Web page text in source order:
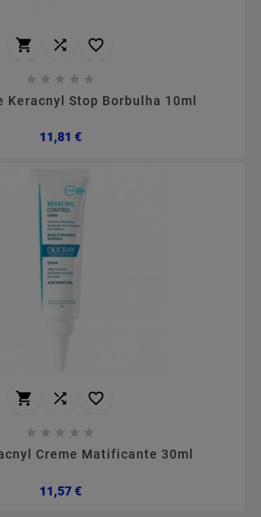
  
    
Keracnyl Stop Borbulha 10ml
11,81 €Preço
  
    
Creme Matificante 30ml
11,57 €Preço